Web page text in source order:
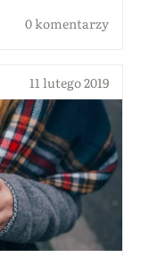
0 komentarzy
11 lutego 2019